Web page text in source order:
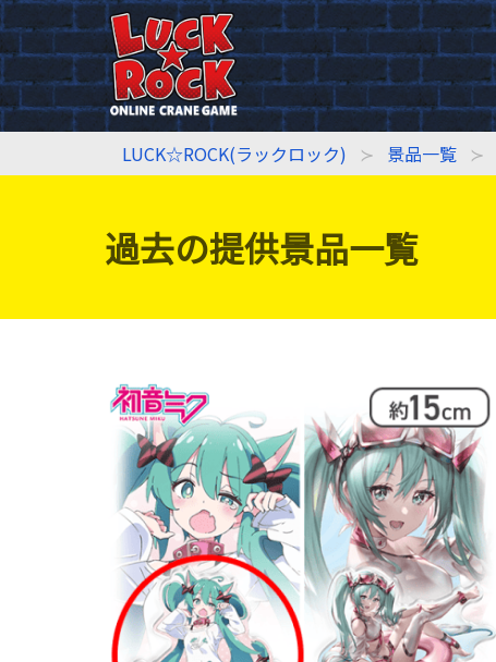
LUCK☆ROCK(ラックロック) 景品一覧
過去の提供景品一覧